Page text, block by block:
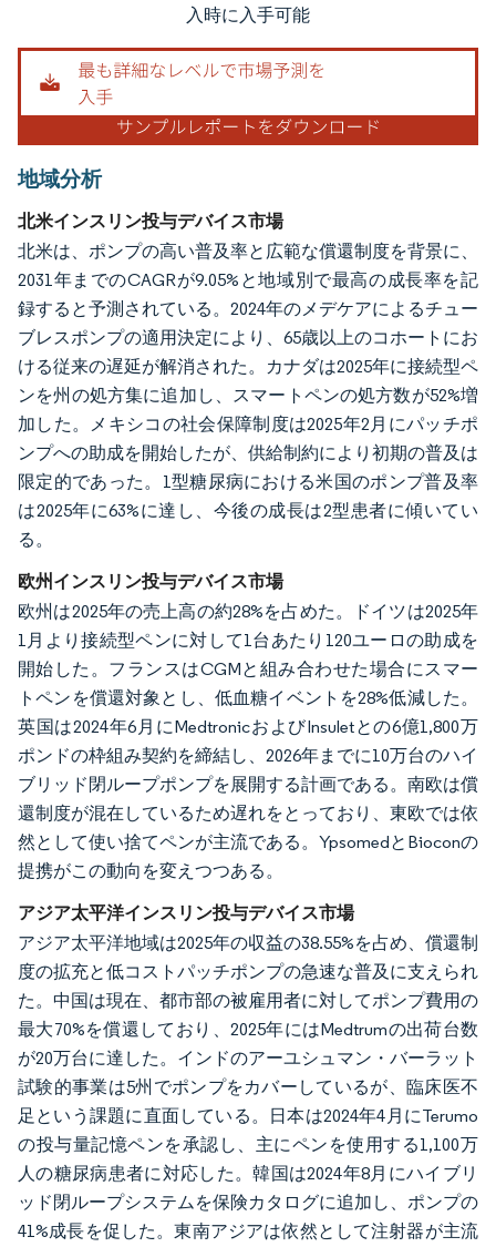
入時に入手可能
地域分析
北米インスリン投与デバイス市場
北米は、ポンプの高い普及率と広範な償還制度を背景に、
2031年までのCAGRが9.05%と地域別で最高の成長率を記
録すると予測されている。2024年のメデケアによるチュー
ブレスポンプの適用決定により、65歳以上のコホートにお
ける従来の遅延が解消された。カナダは2025年に接続型ペ
ンを州の処方集に追加し、スマートペンの処方数が52%増
加した。メキシコの社会保障制度は2025年2月にパッチポ
ンプへの助成を開始したが、供給制約により初期の普及は
限定的であった。1型糖尿病における米国のポンプ普及率
は2025年に63%に達し、今後の成長は2型患者に傾いてい
る。
欧州インスリン投与デバイス市場
欧州は2025年の売上高の約28%を占めた。ドイツは2025年
1月より接続型ペンに対して1台あたり120ユーロの助成を
開始した。フランスはCGMと組み合わせた場合にスマー
トペンを償還対象とし、低血糖イベントを28%低減した。
英国は2024年6月にMedtronicおよびInsuletとの6億1,800万
ポンドの枠組み契約を締結し、2026年までに10万台のハイ
ブリッド閉ループポンプを展開する計画である。南欧は償
還制度が混在しているため遅れをとっており、東欧では依
然として使い捨てペンが主流である。YpsomedとBioconの
提携がこの動向を変えつつある。
アジア太平洋インスリン投与デバイス市場
アジア太平洋地域は2025年の収益の38.55%を占め、償還制
度の拡充と低コストパッチポンプの急速な普及に支えられ
た。中国は現在、都市部の被雇用者に対してポンプ費用の
最大70%を償還しており、2025年にはMedtrumの出荷台数
が20万台に達した。インドのアーユシュマン・バーラット
試験的事業は5州でポンプをカバーしているが、臨床医不
足という課題に直面している。日本は2024年4月にTerumo
の投与量記憶ペンを承認し、主にペンを使用する1,100万
人の糖尿病患者に対応した。韓国は2024年8月にハイブリ
ッド閉ループシステムを保険カタログに追加し、ポンプの
41%成長を促した。東南アジアは依然として注射器が主流